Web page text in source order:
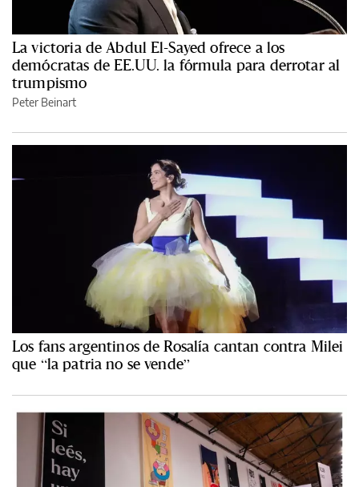
La victoria de Abdul El-Sayed ofrece a los
demócratas de EE.UU. la fórmula para derrotar al
trumpismo
Peter Beinart
Los fans argentinos de Rosalía cantan contra Milei
que “la patria no se vende”